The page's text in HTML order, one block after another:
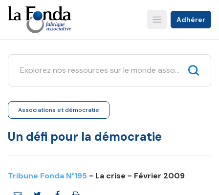
Aller
au
contenu
principal
Open main menu
Adhérer
Associations et démocratie
Un défi pour la démocratie
Tribune Fonda N°195 - La crise - Février 2009